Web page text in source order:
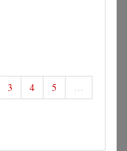
3 4 5
…